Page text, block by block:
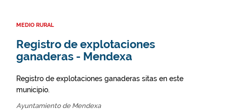
MEDIO RURAL
Registro de explotaciones
ganaderas - Mendexa
Registro de explotaciones ganaderas sitas en este
municipio.
Ayuntamiento de Mendexa